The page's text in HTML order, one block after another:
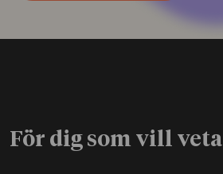
För dig som vill veta